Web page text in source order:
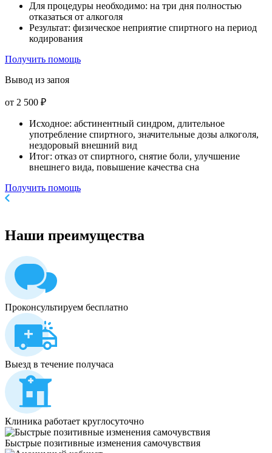
Для процедуры необходимо: на три дня полностью
отказаться от алкоголя
Результат: физическое неприятие спиртного на период
кодирования
Получить помощь
Вывод из запоя
от 2 500 ₽
Исходное: абстинентный синдром, длительное
употребление спиртного, значительные дозы алкоголя,
нездоровый внешний вид
Итог: отказ от спиртного, снятие боли, улучшение
внешнего вида, повышение качества сна
Получить помощь
Наши преимущества
Проконсультируем бесплатно
Выезд в течение получаса
Клиника работает круглосуточно
Быстрые позитивные изменения самочувствия